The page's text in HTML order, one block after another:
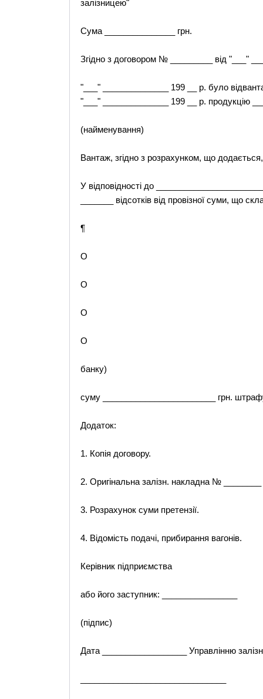
залізницею"
Сума _______________ грн.
Згідно з договором № _________ від "___"
"___" ______________ 199 __ р. було
"___" ______________ 199 __ р. продукцію
(найменування)
Вантаж, згідно з розрахунком, що
У відповідності до
_______ відсотків від провізної суми, що
¶
O
O
O
O
банку)
суму ________________________ грн.
Додаток:
1. Копія договору.
2. Оригінальна залізн. накладна №
3. Розрахунок суми претензії.
4. Відомість подачі, прибирання вагонів.
Керівник підприємства
або його заступник: ________________
(підпис)
Дата __________________ Управлінню